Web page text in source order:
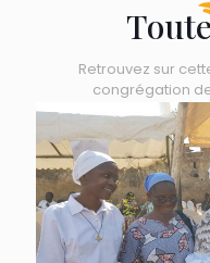
Retrouvez sur
congrégation